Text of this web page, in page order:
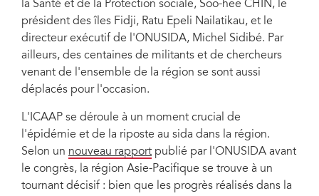
la Santé et de la Protection sociale, Soo-hee CHIN, le
président des îles Fidji, Ratu Epeli Nailatikau, et le
directeur exécutif de l'ONUSIDA, Michel Sidibé. Par
ailleurs, des centaines de militants et de chercheurs
venant de l'ensemble de la région se sont aussi
déplacés pour l'occasion.
L'ICAAP se déroule à un moment crucial de
l'épidémie et de la riposte au sida dans la région.
Selon un nouveau rapport publié par l'ONUSIDA avant
le congrès, la région Asie-Pacifique se trouve à un
tournant décisif : bien que les progrès réalisés dans la